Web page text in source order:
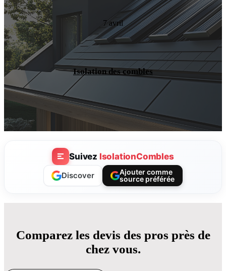
7 avril
Isolation des combles
Suivez IsolationCombles
Discover
Ajouter comme
source préférée
Comparez les devis des pros près de
chez vous.